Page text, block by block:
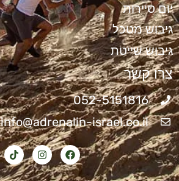
יום סיירות
גיבוש מטכל
גיבוש שייטת
צרו קשר
052-5151816
info@adrenalin-israel.co.il